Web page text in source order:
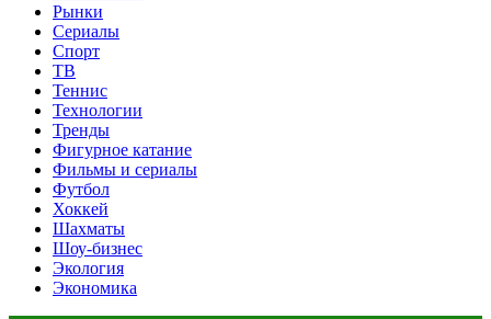
Рынки
Сериалы
Спорт
ТВ
Теннис
Технологии
Тренды
Фигурное катание
Фильмы и сериалы
Футбол
Хоккей
Шахматы
Шоу-бизнес
Экология
Экономика